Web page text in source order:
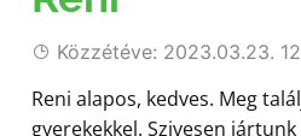
Közzétéve: 2023.03.23.
Reni alapos, kedves. Meg
gyerekekkel. Szivesen